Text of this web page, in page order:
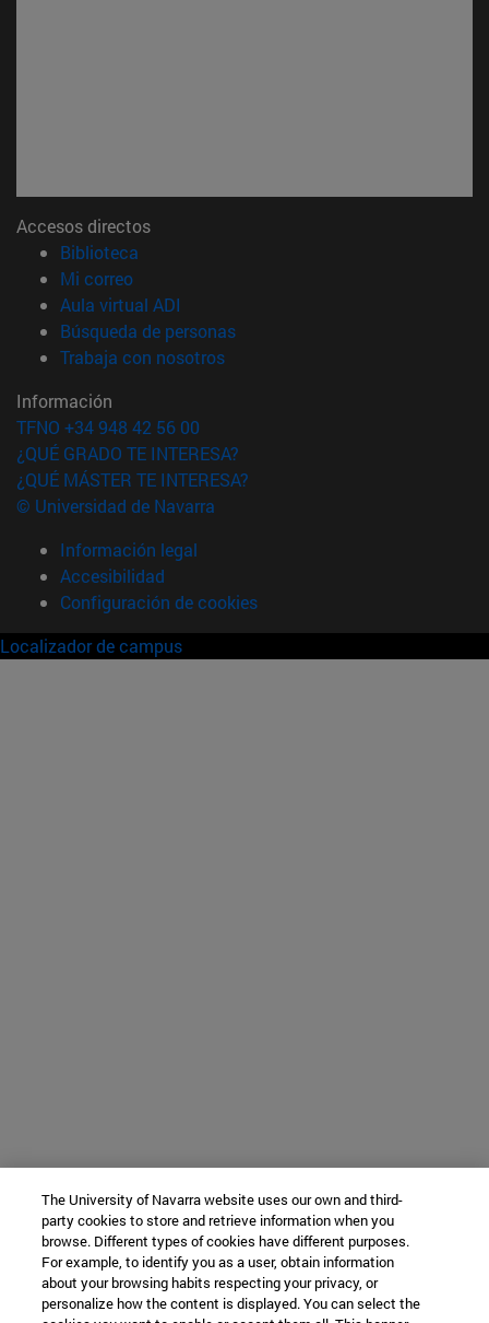
Accesos directos
Biblioteca
Mi correo(abre en nueva ventana)
Aula virtual ADI
Búsqueda de personas(abre en nueva ventana)
Trabaja con nosotros(abre en nueva ventana)
Información
TFNO +34 948 42 56 00
¿QUÉ GRADO TE INTERESA?
¿QUÉ MÁSTER TE INTERESA?
© Universidad de Navarra
Información legal
Accesibilidad
Configuración de cookies
Localizador de campus
The University of Navarra website uses our own and third-
party cookies to store and retrieve information when you
browse. Different types of cookies have different purposes.
For example, to identify you as a user, obtain information
about your browsing habits respecting your privacy, or
personalize how the content is displayed. You can select the